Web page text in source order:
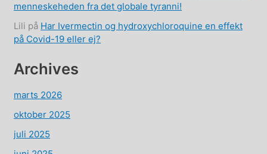
menneskeheden fra det globale tyranni!
Lili på Har Ivermectin og hydroxychloroquine en effekt
på Covid-19 eller ej?
Archives
marts 2026
oktober 2025
juli 2025